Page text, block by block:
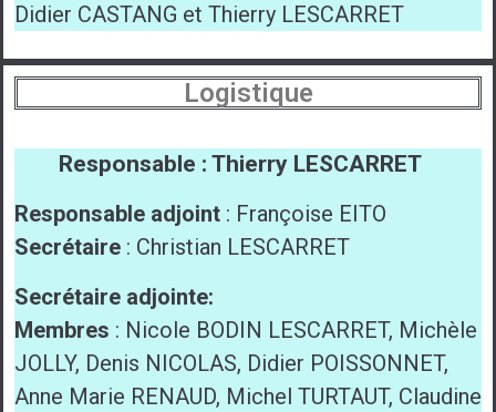
Didier CASTANG et Thierry LESCARRET
Logistique
Responsable : Thierry LESCARRET
Responsable adjoint : Françoise EITO
Secrétaire : Christian LESCARRET
Secrétaire adjointe:
Membres : Nicole BODIN LESCARRET, Michèle
JOLLY, Denis NICOLAS, Didier POISSONNET,
Anne Marie RENAUD, Michel TURTAUT, Claudine